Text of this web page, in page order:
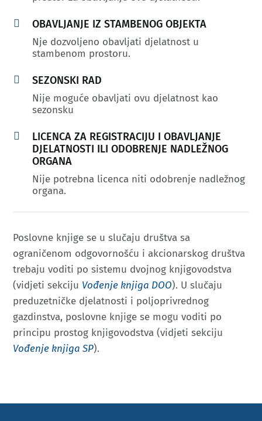
 OBAVLJANJE IZ STAMBENOG OBJEKTA
Nje dozvoljeno obavljati djelatnost u
stambenom prostoru.
 SEZONSKI RAD
Nije moguće obavljati ovu djelatnost kao
sezonsku

LICENCA ZA REGISTRACIJU I OBAVLJANJE
DJELATNOSTI ILI ODOBRENJE NADLEŽNOG
ORGANA
Nije potrebna licenca niti odobrenje nadležnog
organa.
Poslovne knjige se u slučaju društva sa
ograničenom odgovornošću i akcionarskog društva
trebaju voditi po sistemu dvojnog knjigovodstva
(vidjeti sekciju Vođenje knjiga DOO). U slučaju
preduzetničke djelatnosti i poljoprivrednog
gazdinstva, poslovne knjige se mogu voditi po
principu prostog knjigovodstva (vidjeti sekciju
Vođenje knjiga SP).